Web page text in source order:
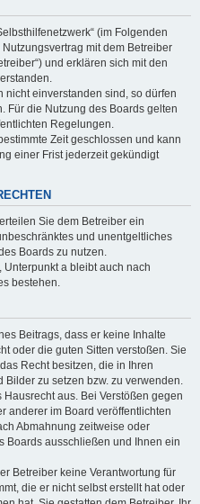
(im Folgenden
mit dem Betreiber
und erklären sich mit den
einverstanden sind, so dürfen
Für die Nutzung des Boards gelten
Regelungen.
Zeit geschlossen und kann
einer Frist jederzeit gekündigt
Sie dem Betreiber ein
und unentgeltliches
Boards zu nutzen.
Unterpunkt a bleibt auch nach
bestehen.
Beitrags, dass er keine Inhalte
oder die guten Sitten verstoßen. Sie
Recht besitzen, die in Ihren
zu setzen bzw. zu verwenden.
aus. Bei Verstößen gegen
anderer im Board veröffentlichten
Abmahnung zeitweise oder
Boards ausschließen und Ihnen ein
Betreiber keine Verantwortung für
die er nicht selbst erstellt hat oder